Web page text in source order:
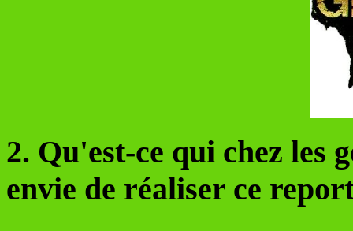
2. Qu'est-ce qui chez les
envie de réaliser ce